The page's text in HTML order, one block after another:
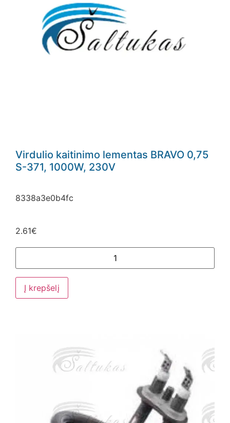
Virdulio kaitinimo lementas BRAVO 0,75
S-371, 1000W, 230V
8338a3e0b4fc
2.61€
Į krepšelį